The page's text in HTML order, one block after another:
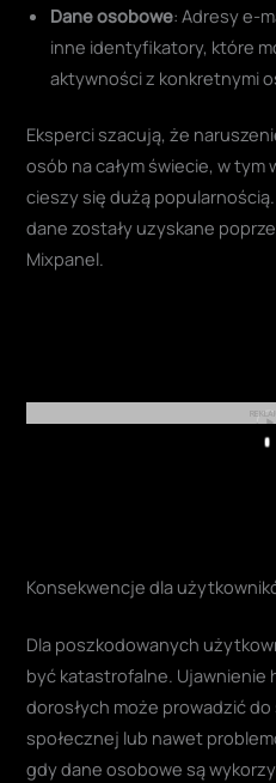
Dane osobowe: Adresy e-
inne identyfikatory, które
aktywności z konkretnymi
Eksperci szacują, że
osób na całym świecie, w tym
cieszy się dużą
dane zostały uzyskane
Mixpanel.
Konsekwencje dla
Dla poszkodowanych
być katastrofalne. Ujawnienie
dorosłych może prowadzić
społecznej lub nawet
gdy dane osobowe są